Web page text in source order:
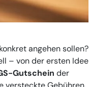
angehen sollen?
– von der ersten Idee
Gutschein der